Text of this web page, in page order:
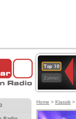
Top 10
Zuletzt
Home > Klassik >